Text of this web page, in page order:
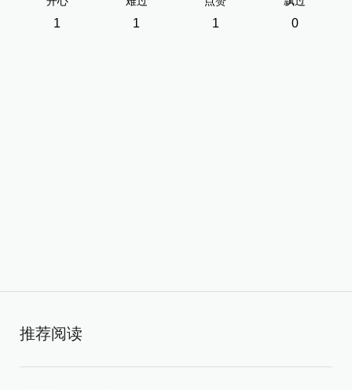
1 1 1 0
推荐阅读